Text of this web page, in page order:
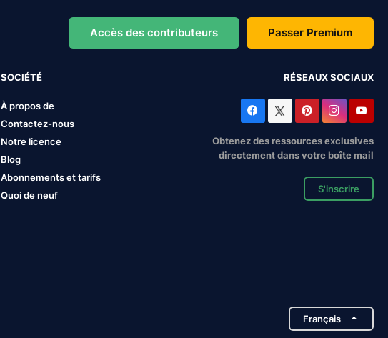
Accès des contributeurs Passer Premium
SOCIÉTÉ
À propos de
Contactez-nous
Notre licence
Blog
Abonnements et tarifs
Quoi de neuf
RÉSEAUX SOCIAUX
Obtenez des ressources exclusives
directement dans votre boîte mail
S'inscrire
Français